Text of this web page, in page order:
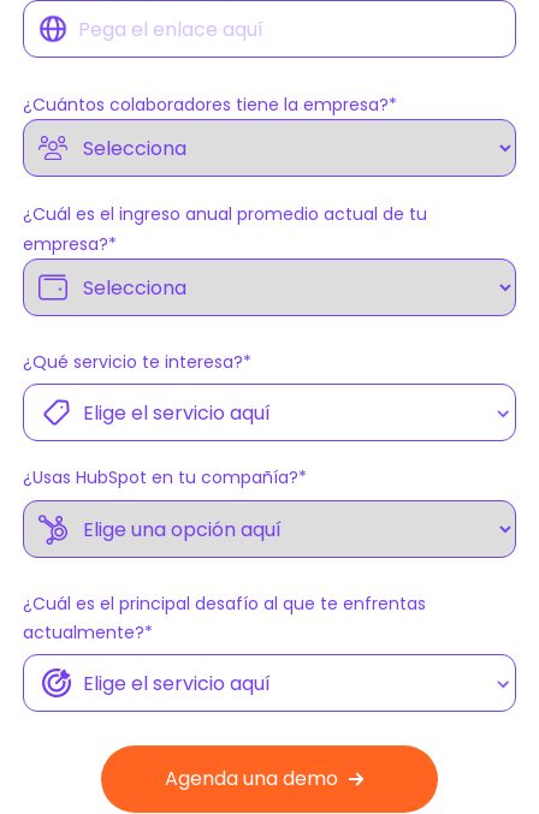
¿Cuántos colaboradores tiene la empresa?*
¿Cuál es el ingreso anual promedio actual de tu
empresa?*
¿Qué servicio te interesa?*
¿Usas HubSpot en tu compañía?*
¿Cuál es el principal desafío al que te enfrentas
actualmente?*